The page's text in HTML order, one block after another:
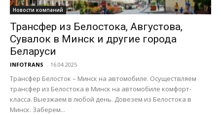
Новости компаний
Трансфер из Белостока, Августова,
Сувалок в Минск и другие города
Беларуси
INFOTRANS - 16.04.2025
Трансфер Белосток – Минск на автомобиле. Осуществляем
трансфер из Белостока в Минск на автомобиле комфорт-
класса. Выезжаем в любой день. Довезем из Белостока в
Минск. Заберем...